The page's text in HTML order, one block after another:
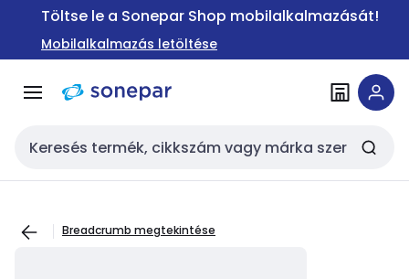
Ugrás a
Ugrás a
tartalomra
Töltse le a Sonepar Shop mobilalkalmazását!
Mobilalkalmazás letöltése
Keresési bemenet
Breadcrumb megtekintése